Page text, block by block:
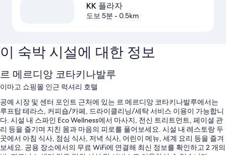
KK 플라자
도보 5분 - 0.5km
이 숙박 시설에 대한 정보
르 메르디앙 코타키나발루
이마고 쇼핑몰 인근 럭셔리 호텔
공예 시장 및 센터 포인트 근처에 있는 르 메르디앙 코타키나발루에서는
루프탑 테라스, 커피숍/카페, 드라이클리닝/세탁 서비스 이용이 가능합니
다. 시설 내 스파인 Eco Wellness에서 마사지, 전신 트리트먼트, 페이셜 관
리 등을 즐기며 지친 몸과 마음의 피로를 풀어보세요. 시설 내 레스토랑 두
곳에서 아침 식사, 점심 식사, 저녁 식사, 어린이 메뉴, 세계 요리 등을 즐겨
보세요. 공용 장소에서의 무료 WiFi에 연결해 최신 정보를 확인하고 2 개의
바, 피트니스 센터 같은 편의 시설 및 서비스도 이용하실 수 있습니다.